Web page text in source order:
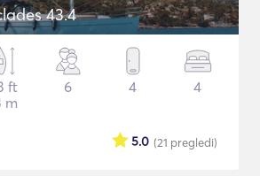
43.4
ft
m
6 4 4
(21 pregledi)
5.0